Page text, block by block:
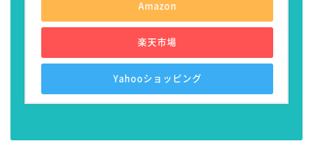
Amazon
楽天市場
Yahooショッピング